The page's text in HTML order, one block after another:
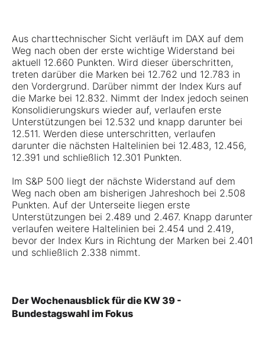
Aus charttechnischer Sicht verläuft im DAX auf dem
Weg nach oben der erste wichtige Widerstand bei
aktuell 12.660 Punkten. Wird dieser überschritten,
treten darüber die Marken bei 12.762 und 12.783 in
den Vordergrund. Darüber nimmt der Index Kurs auf
die Marke bei 12.832. Nimmt der Index jedoch seinen
Konsolidierungskurs wieder auf, verlaufen erste
Unterstützungen bei 12.532 und knapp darunter bei
12.511. Werden diese unterschritten, verlaufen
darunter die nächsten Haltelinien bei 12.483, 12.456,
12.391 und schließlich 12.301 Punkten.
Im S&P 500 liegt der nächste Widerstand auf dem
Weg nach oben am bisherigen Jahreshoch bei 2.508
Punkten. Auf der Unterseite liegen erste
Unterstützungen bei 2.489 und 2.467. Knapp darunter
verlaufen weitere Haltelinien bei 2.454 und 2.419,
bevor der Index Kurs in Richtung der Marken bei 2.401
und schließlich 2.338 nimmt.
Der Wochenausblick für die KW 39 -
Bundestagswahl im Fokus